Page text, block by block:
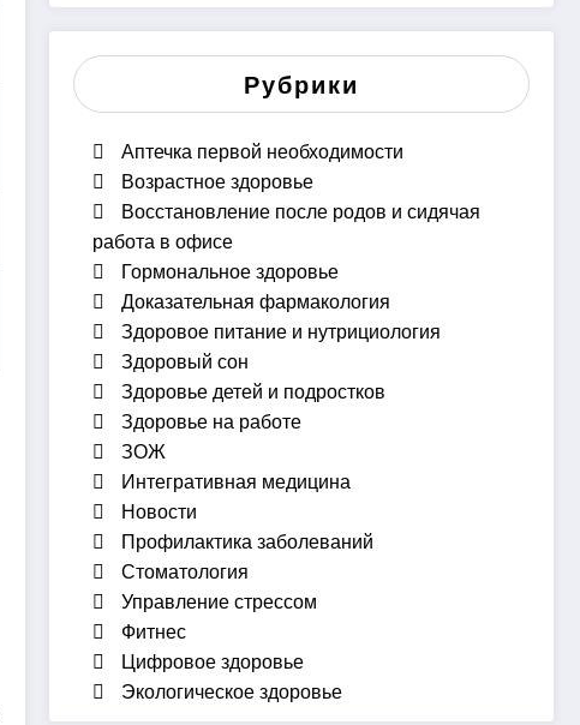
Рубрики
Аптечка первой необходимости
Возрастное здоровье
Восстановление после родов и сидячая
работа в офисе
Гормональное здоровье
Доказательная фармакология
Здоровое питание и нутрициология
Здоровый сон
Здоровье детей и подростков
Здоровье на работе
ЗОЖ
Интегративная медицина
Новости
Профилактика заболеваний
Стоматология
Управление стрессом
Фитнес
Цифровое здоровье
Экологическое здоровье